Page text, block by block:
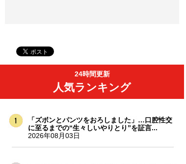
24時間更新
人気ランキング
「ズボンとパンツをおろしました」…口腔性交
に至るまでの“生々しいやりとり”を証言...
2026年08月03日